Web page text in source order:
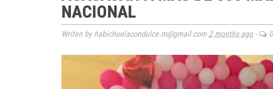
NACIONAL
Writen by habichuelacondulce.m@gmail.com 2 months ago-